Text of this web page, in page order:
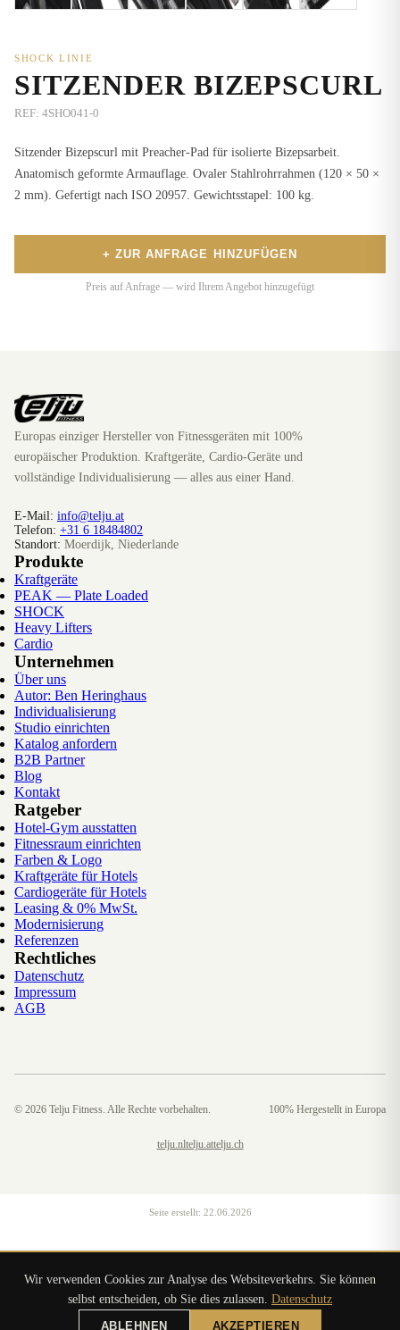
SHOCK LINIE
SITZENDER BIZEPSCURL
REF: 4SHO041-0
Sitzender Bizepscurl mit Preacher-Pad für isolierte Bizepsarbeit.
Anatomisch geformte Armauflage. Ovaler Stahlrohrrahmen (120 × 50 ×
2 mm). Gefertigt nach ISO 20957. Gewichtsstapel: 100 kg.
+ ZUR ANFRAGE HINZUFÜGEN
Preis auf Anfrage — wird Ihrem Angebot hinzugefügt
Europas einziger Hersteller von Fitnessgeräten mit 100%
europäischer Produktion. Kraftgeräte, Cardio-Geräte und
vollständige Individualisierung — alles aus einer Hand.
E-Mail: info@telju.at
Telefon: +31 6 18484802
Standort: Moerdijk, Niederlande
Produkte
Kraftgeräte
PEAK — Plate Loaded
SHOCK
Heavy Lifters
Cardio
Unternehmen
Über uns
Autor: Ben Heringhaus
Individualisierung
Studio einrichten
Katalog anfordern
B2B Partner
Blog
Kontakt
Ratgeber
Hotel-Gym ausstatten
Fitnessraum einrichten
Farben & Logo
Kraftgeräte für Hotels
Cardiogeräte für Hotels
Leasing & 0% MwSt.
Modernisierung
Referenzen
Rechtliches
Datenschutz
Impressum
AGB
© 2026 Telju Fitness. Alle Rechte vorbehalten. 100% Hergestellt in Europa
telju.nltelju.attelju.ch
Seite erstellt: 22.06.2026
Wir verwenden Cookies zur Analyse des Websiteverkehrs. Sie können
selbst entscheiden, ob Sie dies zulassen. Datenschutz
ABLEHNEN
AKZEPTIEREN